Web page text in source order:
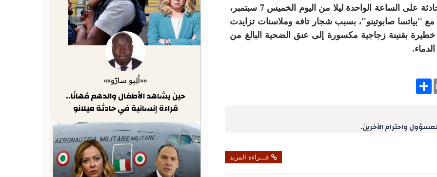
وحسب ما ذكره موقع "طورينو توداي، وقعت الحادثة على الساعة الواحدة ليلا من اليوم الخميس 7 سبتمبر،
"بياتسا صابوتينو"، بسبب شجار تافه وملاسنات تزايدت
بقنينة زجاجية مكسورة إلى عنق الضحية البالغ من
S
واحترام الآخرين.
قـــراءة المزيد
««أَلِيو سارّو»»
حين يشاهد الأطفال والدهم مُهانًا..
قراءة إنسانية في حادثة ميلانو